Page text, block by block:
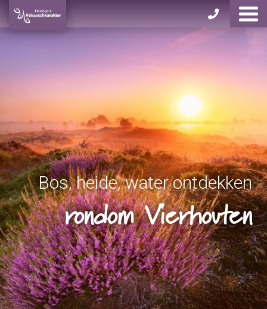
Bos, heide, water ontdekken
rondom Vierhouten